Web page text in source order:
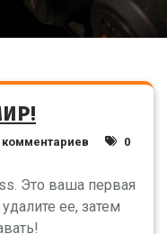
комментариев
0
Это ваша первая
ее, затем